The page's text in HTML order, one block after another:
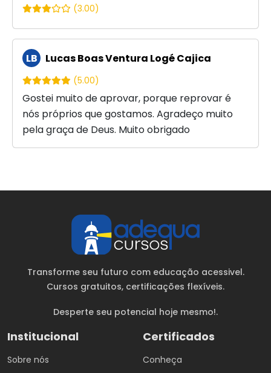
(3.00)
LB Lucas Boas Ventura Logé Cajica
(5.00)
Gostei muito de aprovar, porque reprovar é
nós próprios que gostamos. Agradeço muito
pela graça de Deus. Muito obrigado
Transforme seu futuro com educação acessivel.
Cursos gratuitos, certificações flexíveis.
Desperte seu potencial hoje mesmo!.
Institucional
Sobre nós
Certificados
Conheça